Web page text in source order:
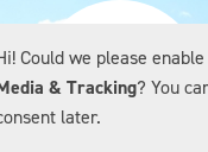
Could we please
& Tracking? You
later.